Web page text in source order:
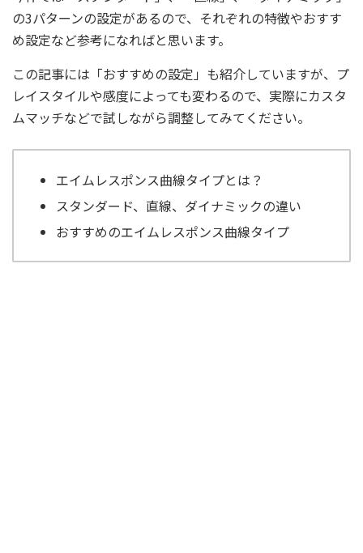
の3パターンの設定があるので、それぞれの特徴やおすす
め設定など参考になればと思います。
この記事には「おすすめの設定」も紹介していますが、プ
レイスタイルや感度によっても変わるので、実際にカスタ
ムマッチなどで試しながら調整してみてください。
エイムレスポンス曲線タイプとは？
スタンダード、直線、ダイナミックの違い
おすすめのエイムレスポンス曲線タイプ